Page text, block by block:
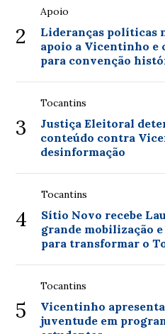
2
Apoio
Lideranças políticas
apoio a Vicentinho e
para convenção
3
Tocantins
Justiça Eleitoral
conteúdo contra
desinformação
4
Tocantins
Sítio Novo recebe
grande mobilização
para transformar o
5
Tocantins
Vicentinho
juventude em